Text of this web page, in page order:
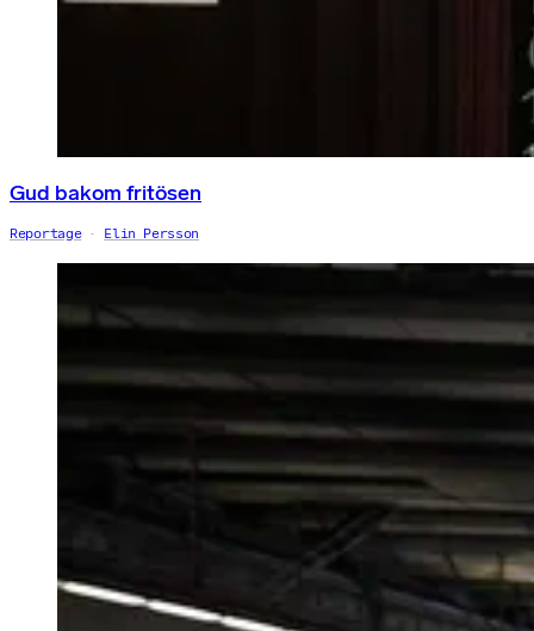
Gud bakom fritösen
Reportage Elin Persson